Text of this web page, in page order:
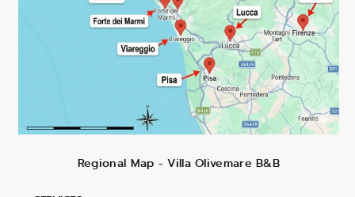
Regional Map - Villa Olivemare B&B